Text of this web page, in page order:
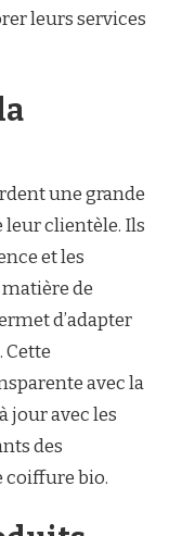
leurs services
une grande
leur clientèle. Ils
et les
de
d’adapter
Cette
avec la
jour avec les
des
coiffure bio.